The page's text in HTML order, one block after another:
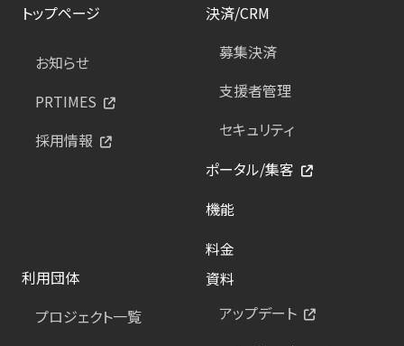
トップページ
お知らせ
PRTIMES
採用情報
決済/CRM
募集決済
支援者管理
セキュリティ
ポータル/集客
機能
料金
利用団体
プロジェクト一覧
資料
アップデート